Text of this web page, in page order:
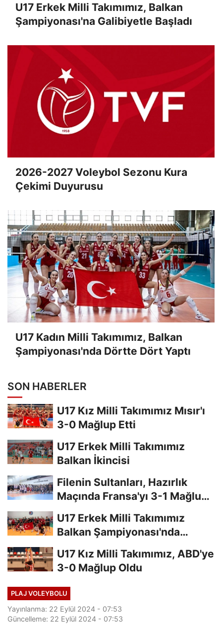
U17 Erkek Milli Takımımız, Balkan
Şampiyonası'na Galibiyetle Başladı
2026-2027 Voleybol Sezonu Kura
Çekimi Duyurusu
U17 Kadın Milli Takımımız, Balkan
Şampiyonası'nda Dörtte Dört Yaptı
SON HABERLER
U17 Kız Milli Takımımız Mısır'ı
3-0 Mağlup Etti
U17 Erkek Milli Takımımız
Balkan İkincisi
Filenin Sultanları, Hazırlık
Maçında Fransa'yı 3-1 Mağlup
U17 Erkek Milli Takımımız
Balkan Şampiyonası'nda
U17 Kız Milli Takımımız, ABD'ye
3-0 Mağlup Oldu
PLAJ VOLEYBOLU
Yayınlanma: 22 Eylül 2024 - 07:53
Güncelleme: 22 Eylül 2024 - 07:53